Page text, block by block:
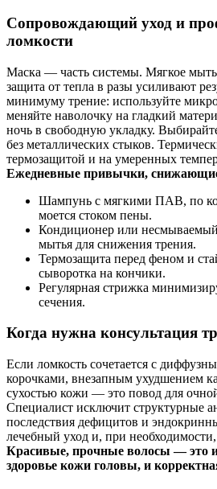
Сопровождающий уход и
ломкости
Маска — часть системы. Мягкое
защита от тепла в разы усиливают
минимуму трение: используйте
меняйте наволочку на гладкий
ночь в свободную укладку.
без металлических стыков.
термозащитой и на умеренных
Ежедневные привычки,
Шампунь с мягкими ПАВ, по
моется стоком пены.
Кондиционер или
мытья для снижения трения.
Термозащита перед феном и
сыворотка на кончики.
Регулярная стрижка
сечения.
Когда нужна консультация
Если ломкость сочетается с
корочками, внезапным ухудшением
сухостью кожи — это повод для
Специалист исключит структурные
последствия дефицитов и
лечебный уход и, при
Красивые, прочные волосы — это
здоровье кожи головы, и